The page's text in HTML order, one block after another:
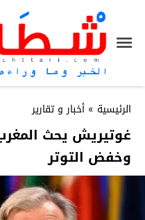
الرئيسية » أخبار و تقارير
غوتيريش يحث
وخفض التوتر